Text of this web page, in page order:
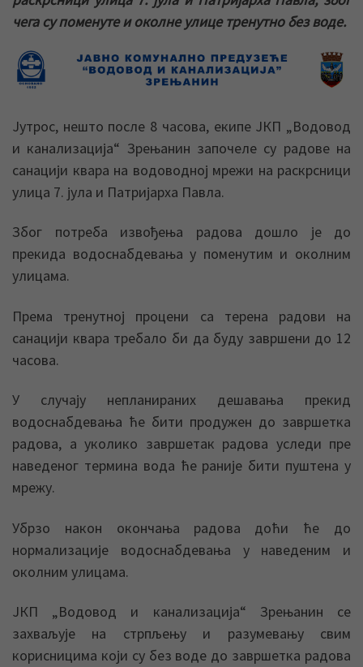
чега су поменуте и околне улице тренутно без воде.
Јутрос, нешто после 8 часова, екипе ЈКП „Водовод
и канализација“ Зрењанин започеле су радове на
санацији квара на водоводној мрежи на раскрсници
улица 7. јула и Патријарха Павла.
Због потреба извођења радова дошло је до
прекида водоснабдевања у поменутим и околним
улицама.
Према тренутној процени са терена радови на
санацији квара требало би да буду завршени до 12
часова.
У случају непланираних дешавања прекид
водоснабдевања ће бити продужен до завршетка
радова, а уколико завршетак радова уследи пре
наведеног термина вода ће раније бити пуштена у
мрежу.
Убрзо након окончања радова доћи ће до
нормализације водоснабдевања у наведеним и
околним улицама.
ЈКП „Водовод и канализација“ Зрењанин се
захваљује на стрпљењу и разумевању свим
корисницима који су без воде до завршетка радова